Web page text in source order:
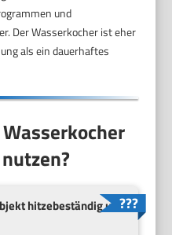
und
Der Wasserkocher ist eher
als ein dauerhaftes
hitzebeständig und